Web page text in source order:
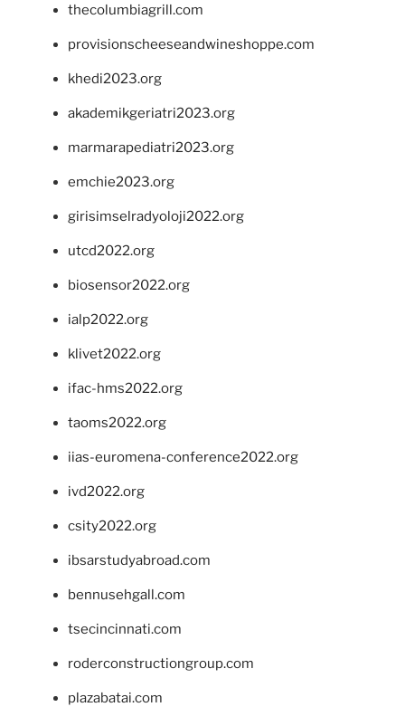
thecolumbiagrill.com
provisionscheeseandwineshoppe.com
khedi2023.org
akademikgeriatri2023.org
marmarapediatri2023.org
emchie2023.org
girisimselradyoloji2022.org
utcd2022.org
biosensor2022.org
ialp2022.org
klivet2022.org
ifac-hms2022.org
taoms2022.org
iias-euromena-conference2022.org
ivd2022.org
csity2022.org
ibsarstudyabroad.com
bennusehgall.com
tsecincinnati.com
roderconstructiongroup.com
plazabatai.com